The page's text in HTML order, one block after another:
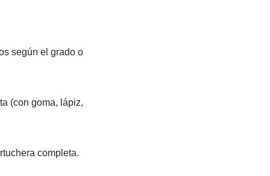
según el grado o
(con goma, lápiz,
completa.